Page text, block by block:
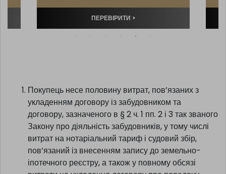
Покупець несе половину витрат, пов’язаних з
укладенням договору із забудовником та
договору, зазначеного в § 2 ч. 1 пп. 2 і 3 так званого
Закону про діяльність забудовників, у тому числі